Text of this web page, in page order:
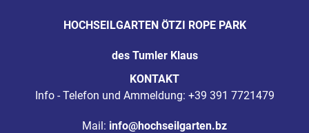
HOCHSEILGARTEN ÖTZI ROPE PARK
des Tumler Klaus
KONTAKT
Info - Telefon und Ammeldung: +39 391 7721479
Mail: info@hochseilgarten.bz